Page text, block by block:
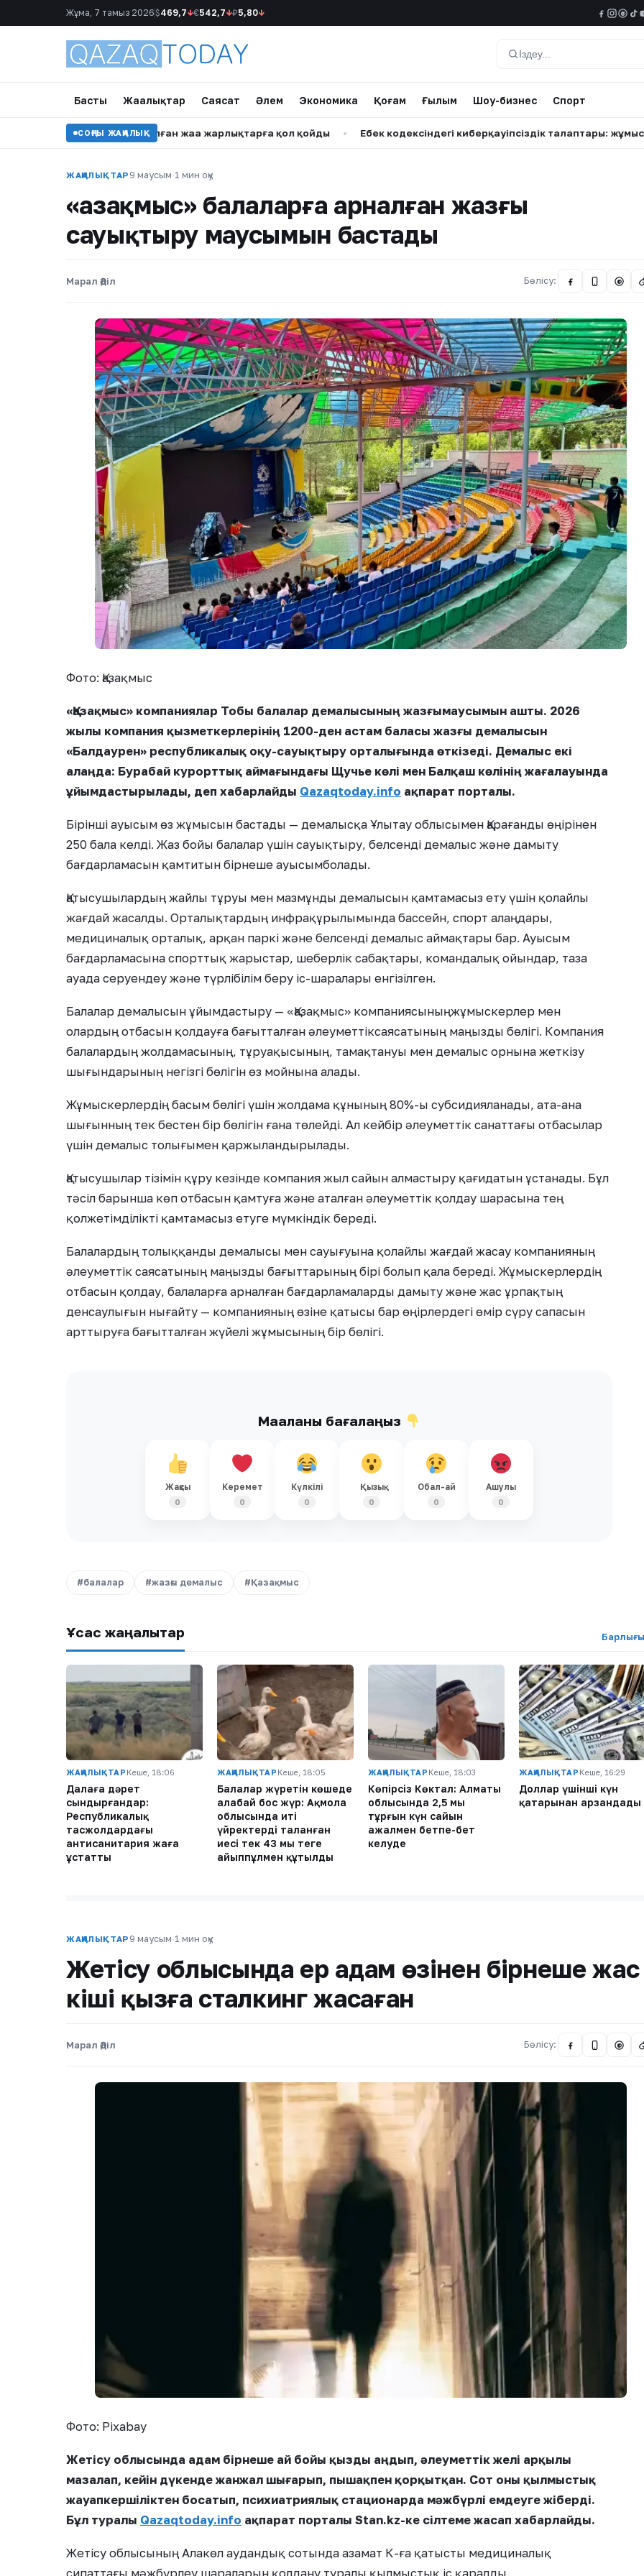
Жұма, 7 тамыз 2026 $469,7↓€542,7↓₽5,80↓ @
Іздеу
Басты Жаңалықтар Саясат Әлем Экономика Қоғам Ғылым Шоу-бизнес Спорт
СОҢҒЫ ЖАҢАЛЫҚ
бағытталған жаңа жарлықтарға қол қойды • Еңбек кодексіндегі киберқауіпсіздік талаптары: жұмыс
ЖАҢАЛЫҚТАР 9 маусым·1 мин оқу
«Қазақмыс» балаларға арналған жазғы
сауықтыру маусымын бастады
Марал Әділ Бөлісу: @
Фото: Қазақмыс
«Қазақмыс» компаниялар Тобы балалар демалысының жазғымаусымын ашты. 2026
жылы компания қызметкерлерінің 1200-ден астам баласы жазғы демалысын
«Балдаурен» республикалық оқу-сауықтыру орталығында өткізеді. Демалыс екі
алаңда: Бурабай курорттық аймағындағы Щучье көлі мен Балқаш көлінің жағалауында
ұйымдастырылады, деп хабарлайды Qazaqtoday.info ақпарат порталы.
Бірінші ауысым өз жұмысын бастады — демалысқа Ұлытау облысымен Қарағанды өңірінен
250 бала келді. Жаз бойы балалар үшін сауықтыру, белсенді демалыс және дамыту
бағдарламасын қамтитын бірнеше ауысымболады.
Қатысушылардың жайлы тұруы мен мазмұнды демалысын қамтамасыз ету үшін қолайлы
жағдай жасалды. Орталықтардың инфрақұрылымында бассейн, спорт алаңдары,
медициналық орталық, арқан паркі және белсенді демалыс аймақтары бар. Ауысым
бағдарламасына спорттық жарыстар, шеберлік сабақтары, командалық ойындар, таза
ауада серуендеу және түрлібілім беру іс-шаралары енгізілген.
Балалар демалысын ұйымдастыру — «Қазақмыс» компаниясыныңжұмыскерлер мен
олардың отбасын қолдауға бағытталған әлеуметтіксаясатының маңызды бөлігі. Компания
балалардың жолдамасының, тұруақысының, тамақтануы мен демалыс орнына жеткізу
шығындарының негізгі бөлігін өз мойнына алады.
Жұмыскерлердің басым бөлігі үшін жолдама құнының 80%-ы субсидияланады, ата-ана
шығынның тек бестен бір бөлігін ғана төлейді. Ал кейбір әлеуметтік санаттағы отбасылар
үшін демалыс толығымен қаржыландырылады.
Қатысушылар тізімін құру кезінде компания жыл сайын алмастыру қағидатын ұстанады. Бұл
тәсіл барынша көп отбасын қамтуға және аталған әлеуметтік қолдау шарасына тең
қолжетімділікті қамтамасыз етуге мүмкіндік береді.
Балалардың толыққанды демалысы мен сауығуына қолайлы жағдай жасау компанияның
әлеуметтік саясатының маңызды бағыттарының бірі болып қала береді. Жұмыскерлердің
отбасын қолдау, балаларға арналған бағдарламаларды дамыту және жас ұрпақтың
денсаулығын нығайту — компанияның өзіне қатысы бар өңірлердегі өмір сүру сапасын
арттыруға бағытталған жүйелі жұмысының бір бөлігі.
Мақаланы бағалаңыз
Жақсы
0
Керемет
0
Күлкілі
0
Қызық
0
Обал-ай
0
Ашулы
0
#балалар #жазғы демалыс #Қазақмыс
Ұқсас жаңалықтар
ЖАҢАЛЫҚТАР Кеше, 18:06
Далаға дәрет
сындырғандар:
Республикалық
тасжолдардағы
антисанитария жаға
ұстатты
ЖАҢАЛЫҚТАР Кеше, 18:05
Балалар жүретін көшеде
алабай бос жүр: Ақмола
облысында иті
үйректерді таланған
иесі тек 43 мың теңге
айыппұлмен құтылды
ЖАҢАЛЫҚТАР Кеше, 18:03
Көпірсіз Көктaл: Алматы
облысында 2,5 мың
тұрғын күн сайын
ажалмен бетпе-бет
келуде
ЖАҢАЛЫҚТАР Кеше, 16:29
Доллар үшінші күн
қатарынан арзандады
ЖАҢАЛЫҚТАР 9 маусым·1 мин оқу
Жетісу облысында ер адам өзінен бірнеше жас
кіші қызға сталкинг жасаған
Марал Әділ Бөлісу: @
Фото: Pixabay
Жетісу облысында адам бірнеше ай бойы қызды аңдып, әлеуметтік желі арқылы
мазалап, кейін дүкенде жанжал шығарып, пышақпен қорқытқан. Сот оны қылмыстық
жауапкершіліктен босатып, психиатриялық стационарда мәжбүрлі емдеуге жіберді.
Бұл туралы Qazaqtoday.info ақпарат порталы Stan.kz-ке сілтеме жасап хабарлайды.
Жетісу облысының Алакөл аудандық сотында азамат К-ға қатысты медициналық
сипаттағы мәжбүрлеу шараларын қолдану туралы қылмыстық іс қаралды.